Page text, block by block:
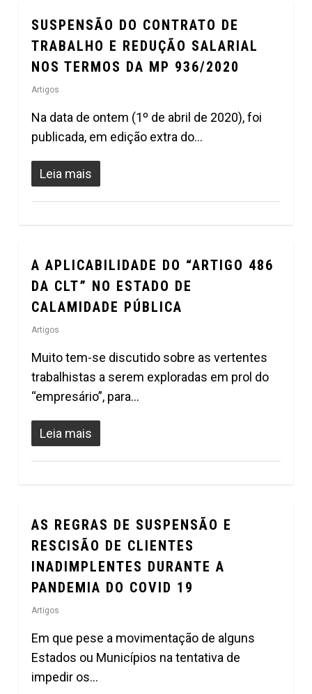
SUSPENSÃO DO CONTRATO DE
TRABALHO E REDUÇÃO SALARIAL
NOS TERMOS DA MP 936/2020
Artigos
Na data de ontem (1º de abril de 2020), foi
publicada, em edição extra do…
Leia mais
A APLICABILIDADE DO “ARTIGO 486
DA CLT” NO ESTADO DE
CALAMIDADE PÚBLICA
Artigos
Muito tem-se discutido sobre as vertentes
trabalhistas a serem exploradas em prol do
“empresário”, para…
Leia mais
0
AS REGRAS DE SUSPENSÃO E
RESCISÃO DE CLIENTES
INADIMPLENTES DURANTE A
PANDEMIA DO COVID 19
Artigos
Em que pese a movimentação de alguns
Estados ou Municípios na tentativa de
impedir os…
0